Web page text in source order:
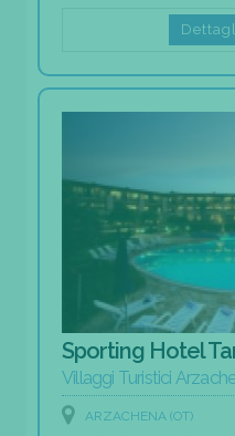
Sporting Hotel
Villaggi Turistici
ARZACHENA (OT)